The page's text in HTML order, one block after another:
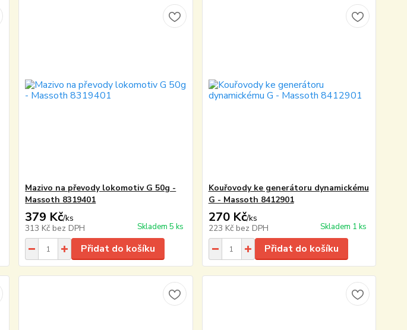
Mazivo na převody lokomotiv G 50g -
Massoth 8319401
379 Kč/ks
313 Kč bez DPH Skladem 5 ks
Přidat do košíku
Kouřovody ke generátoru dynamickému
G - Massoth 8412901
270 Kč/ks
223 Kč bez DPH Skladem 1 ks
Přidat do košíku